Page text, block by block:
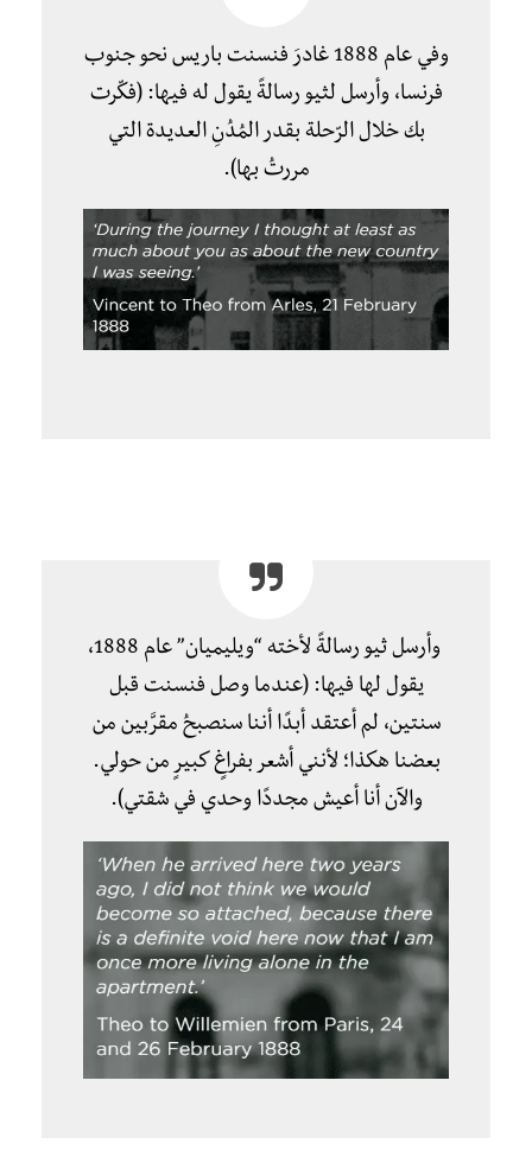
وفي عام 1888 غادرَ فنسنت باريس نحو جنوب
فرنسا، وأرسل لثيو رسالةً يقول له فيها: (فكّرت
بك خلال الرّحلة بقدر المُدُنِ العديدة التي
مررتُ بها).
وأرسل ثيو رسالةً لأخته “ويليميان” عام 1888،
يقول لها فيها: (عندما وصل فنسنت قبل
سنتين، لم أعتقد أبدًا أننا سنصبحُ مقرَّبين من
بعضنا هكذا؛ لأنني أشعر بفراغٍ كبيرٍ من حولي.
والآن أنا أعيش مجددًا وحدي في شقتي).